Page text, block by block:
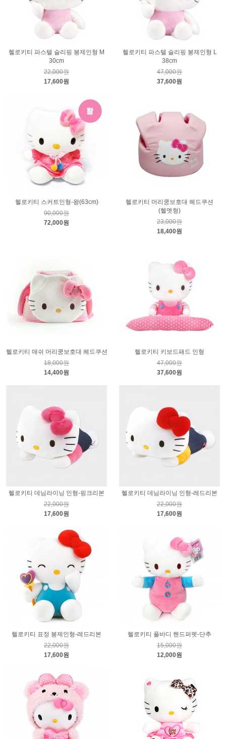
헬로키티 파스텔 슬리핑 봉제인형 M
30cm
22,000원
17,600원
헬로키티 파스텔 슬리핑 봉제인형 L
38cm
47,000원
37,600원
헬로키티 스커트인형-왕(63cm)
90,000원
72,000원
헬로키티 머리쿵보호대 헤드쿠션
(헬멧형)
23,000원
18,400원
헬로키티 매쉬 머리쿵보호대 헤드쿠션
18,000원
14,400원
헬로키티 키보드패드 인형
47,000원
37,600원
헬로키티 데님라이닝 인형-핑크리본
22,000원
17,600원
헬로키티 데님라이닝 인형-레드리본
22,000원
17,600원
헬로키티 표정 봉제인형-레드리본
22,000원
17,600원
헬로키티 풀바디 핸드퍼펫-단추
15,000원
12,000원